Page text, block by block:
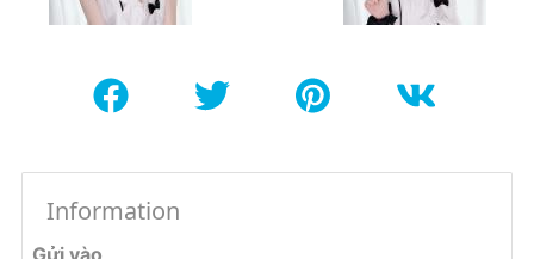
Information